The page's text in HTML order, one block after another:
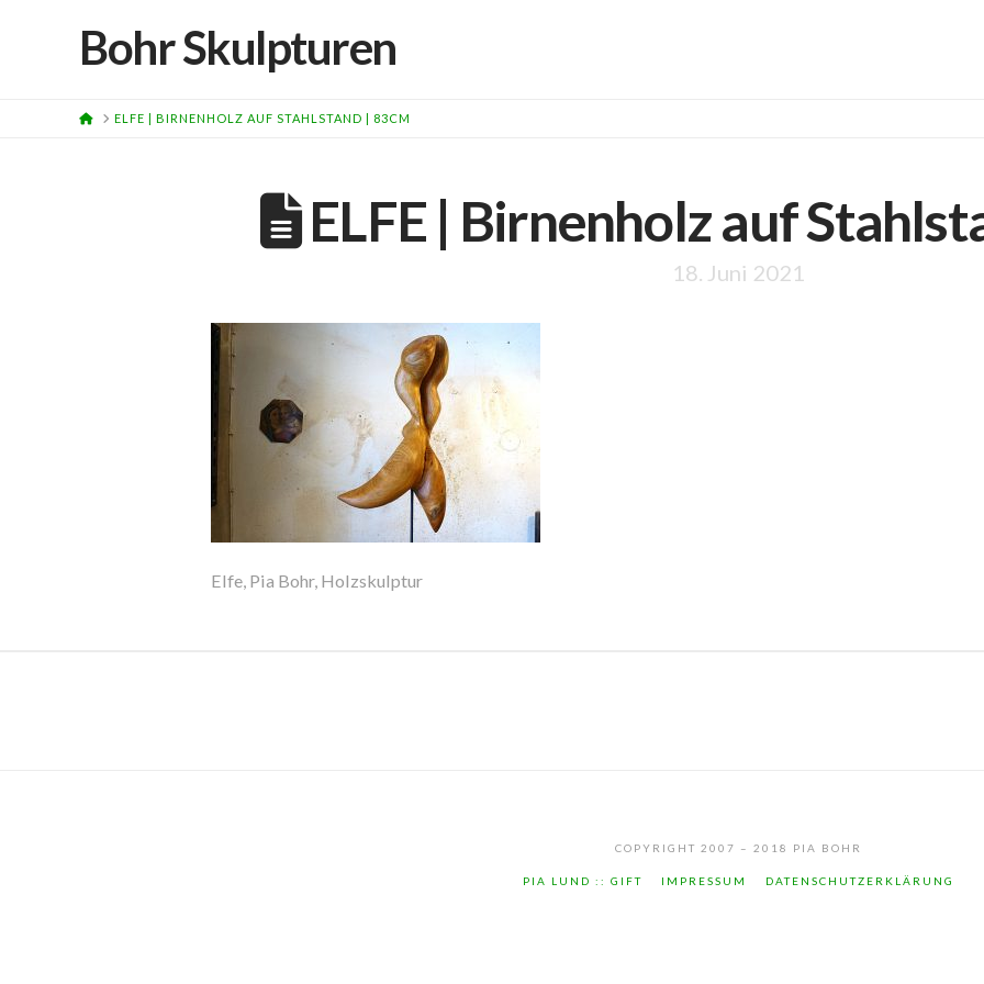
Bohr Skulpturen
HOMEELFE | BIRNENHOLZ AUF STAHLSTAND | 83CM
ELFE | Birnenholz auf
18. Juni 2021
Elfe, Pia Bohr, Holzskulptur
COPYRIGHT 2007 – 2018 PIA BOHR
PIA LUND :: GIFT IMPRESSUM DATENSCHUTZERKLÄRUNG